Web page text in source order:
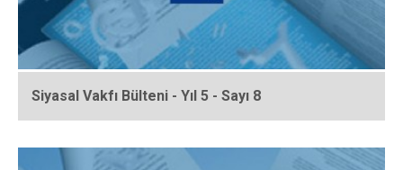
Siyasal Vakfı Bülteni - Yıl 5 - Sayı 8